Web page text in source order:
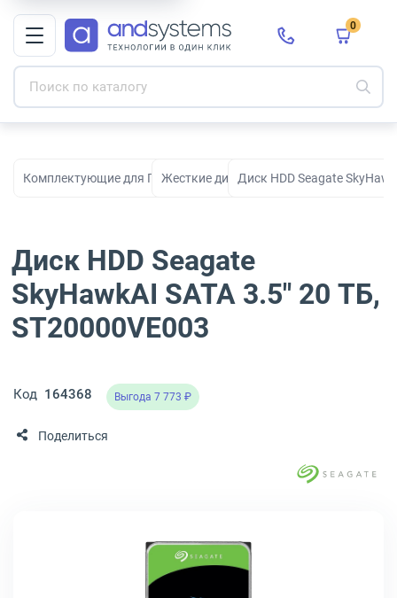
0
Комплектующие для ПК, сборки и модернизации
Жесткие диски HDDДиск HDD Seagate
Диск HDD Seagate
SkyHawkAI SATA 3.5" 20 ТБ,
ST20000VE003
Код 164368 Выгода 7 773 ₽
Поделиться